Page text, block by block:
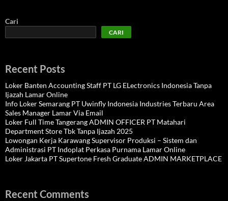
Cari
CARI
Recent Posts
Loker Banten Accounting Staff PT LG ELectronics Indonesia Tanpa
Ijazah Lamar Online
Info Loker Semarang PT Uwinfly Indonesia Industries Terbaru Area
Sales Manager Lamar Via Email
Loker Full Time Tangerang ADMIN OFFICER PT Matahari
Department Store Tbk Tanpa Ijazah 2025
Lowongan Kerja Karawang Supervisor Produksi – Sistem dan
Administrasi PT Indoplat Perkasa Purnama Lamar Online
Loker Jakarta PT Supertone Fresh Graduate ADMIN MARKETPLACE
Recent Comments